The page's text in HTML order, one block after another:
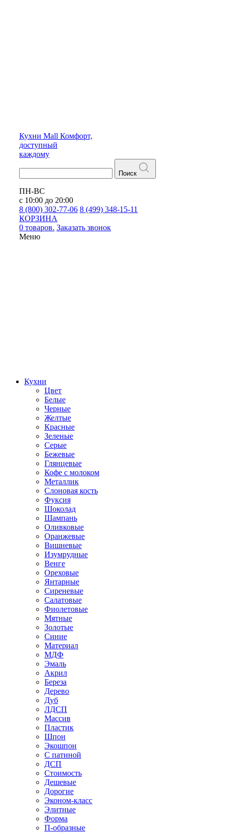
Кухни Mall Комфорт,
доступный
каждому
Поиск
ПН-ВС
с 10:00 до 20:00
8 (800) 302-77-06 8 (499) 348-15-11
КОРЗИНА
0 товаров. Заказать звонок
Меню
Кухни
Цвет
Белые
Черные
Желтые
Красные
Зеленые
Серые
Бежевые
Глянцевые
Кофе с молоком
Металлик
Слоновая кость
Фуксия
Шоколад
Шампань
Оливковые
Оранжевые
Вишневые
Изумрудные
Венге
Ореховые
Янтарные
Сиреневые
Салатовые
Фиолетовые
Мятные
Золотые
Синие
Материал
МДФ
Эмаль
Акрил
Береза
Дерево
Дуб
ЛДСП
Массив
Пластик
Шпон
Экошпон
С патиной
ДСП
Стоимость
Дешевые
Дорогие
Эконом-класс
Элитные
Форма
П-образные